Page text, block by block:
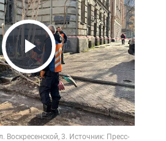
Play
Video